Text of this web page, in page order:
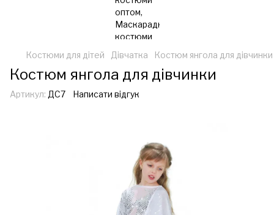
Костюми для дітей Дівчатка Костюм янгола для дівчинки
Костюм янгола для дівчинки
Артикул: ДС7 Написати відгук